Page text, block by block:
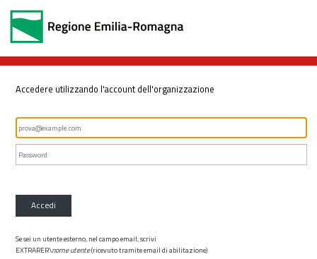
Accedere utilizzando l'account dell'organizzazione
Accedi
Se sei un utente esterno, nel campo email, scrivi
EXTRARER\nome utente(ricevuto tramite email di abilitazione)